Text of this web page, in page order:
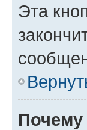
Эта
Почему